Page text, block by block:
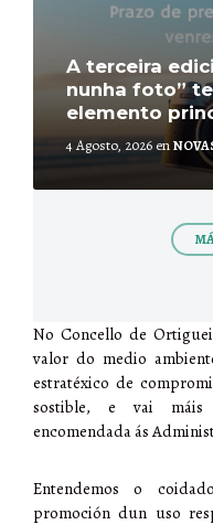
A terceira
nunha foto”
elemento
4 Agosto, 2026 en
No Concello de
valor do medio
estratéxico de
sostible, e vai máis
encomendada ás
Entendemos o
promoción dun uso